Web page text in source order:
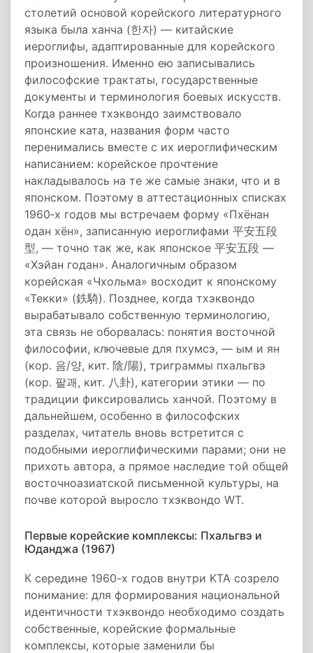
столетий основой корейского литературного
языка была ханча (한자) — китайские
иероглифы, адаптированные для корейского
произношения. Именно ею записывались
философские трактаты, государственные
документы и терминология боевых искусств.
Когда раннее тхэквондо заимствовало
японские ката, названия форм часто
перенимались вместе с их иероглифическим
написанием: корейское прочтение
накладывалось на те же самые знаки, что и в
японском. Поэтому в аттестационных списках
1960‑х годов мы встречаем форму «Пхёнан
одан хён», записанную иероглифами 平安五段
型, — точно так же, как японское 平安五段 —
«Хэйан годан». Аналогичным образом
корейская «Чхольма» восходит к японскому
«Текки» (鉄騎). Позднее, когда тхэквондо
вырабатывало собственную терминологию,
эта связь не оборвалась: понятия восточной
философии, ключевые для пхумсэ, — ым и ян
(кор. 음/양, кит. 陰/陽), триграммы пхальгвэ
(кор. 팔괘, кит. 八卦), категории этики — по
традиции фиксировались ханчой. Поэтому в
дальнейшем, особенно в философских
разделах, читатель вновь встретится с
подобными иероглифическими парами; они не
прихоть автора, а прямое наследие той общей
восточноазиатской письменной культуры, на
почве которой выросло тхэквондо WT.
Первые корейские комплексы: Пхальгвэ и
Юданджа (1967)
К середине 1960-х годов внутри KTA созрело
понимание: для формирования национальной
идентичности тхэквондо необходимо создать
собственные, корейские формальные
комплексы, которые заменили бы